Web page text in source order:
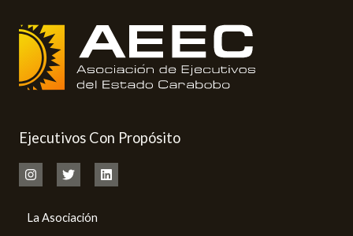
Ejecutivos Con Propósito
La Asociación